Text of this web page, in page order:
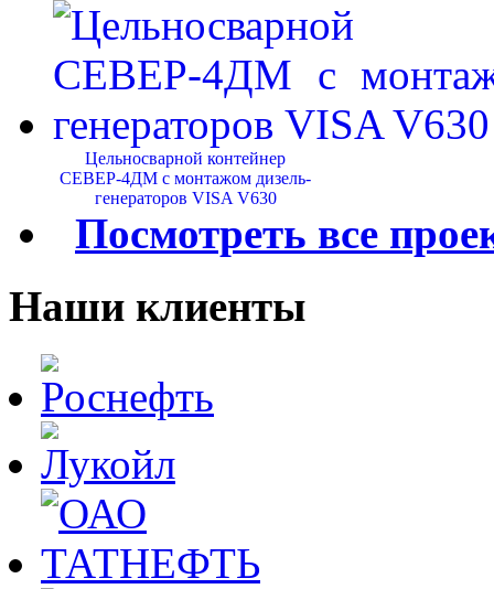
Цельносварной контейнер
СЕВЕР-4ДМ с монтажом дизель-
генераторов VISA V630
Посмотреть все
Наши клиенты